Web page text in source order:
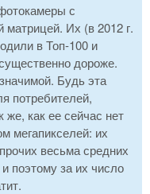
с
Их (в 2012 г.
в Топ-100 и
дороже.
Будь эта
потребителей,
как ее сейчас нет
мегапикселей: их
весьма средних
поэтому за их число